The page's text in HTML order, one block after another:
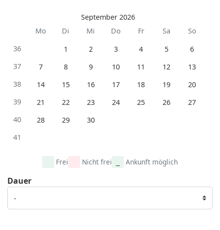
September 2026
Mo
Di Mi Do Fr Sa
So
36
1 2 3 4 5
6
37
7 8 9 10 11 12
13
38
14 15 16 17 18 19
20
39
21 22 23 24 25 26
27
40
28 29
30
41
Frei Nicht frei Ankunft möglich
Dauer